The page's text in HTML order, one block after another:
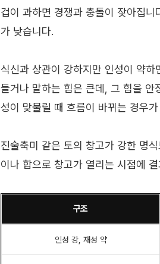
겁이 과하면 경쟁과 충돌이 잦아집
가 낮습니다.
식신과 상관이 강하지만 인성이 약
들거나 말하는 힘은 큰데, 그 힘을 안
성이 맞물릴 때 흐름이 바뀌는 경우
진술축미 같은 토의 창고가 강한 명
이나 합으로 창고가 열리는 시점에
구조
인성 강, 재성 약